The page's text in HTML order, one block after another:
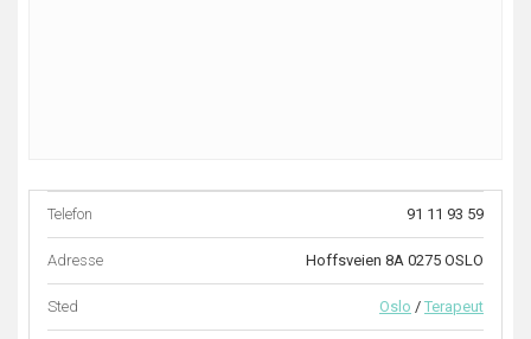
Telefon 91 11 93 59
Adresse Hoffsveien 8A 0275 OSLO
Sted Oslo / Terapeut